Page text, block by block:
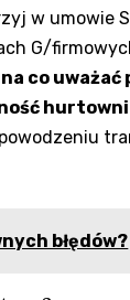
w umowie
G/
na co
błędów?